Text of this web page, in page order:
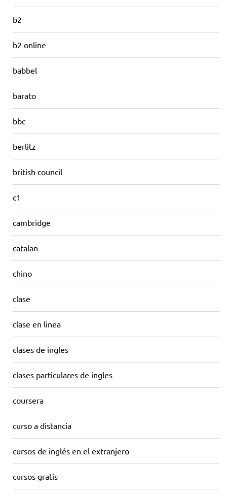
b2
b2 online
babbel
barato
bbc
berlitz
british council
c1
cambridge
catalan
chino
clase
clase en linea
clases de ingles
clases particulares de ingles
coursera
curso a distancia
cursos de inglés en el extranjero
cursos gratis